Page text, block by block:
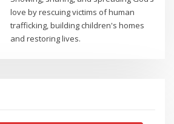
love by rescuing victims of human
trafficking, building children's homes
and restoring lives.